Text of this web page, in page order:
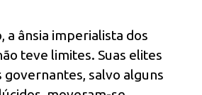
a ânsia imperialista dos
teve limites. Suas elites
governantes, salvo alguns